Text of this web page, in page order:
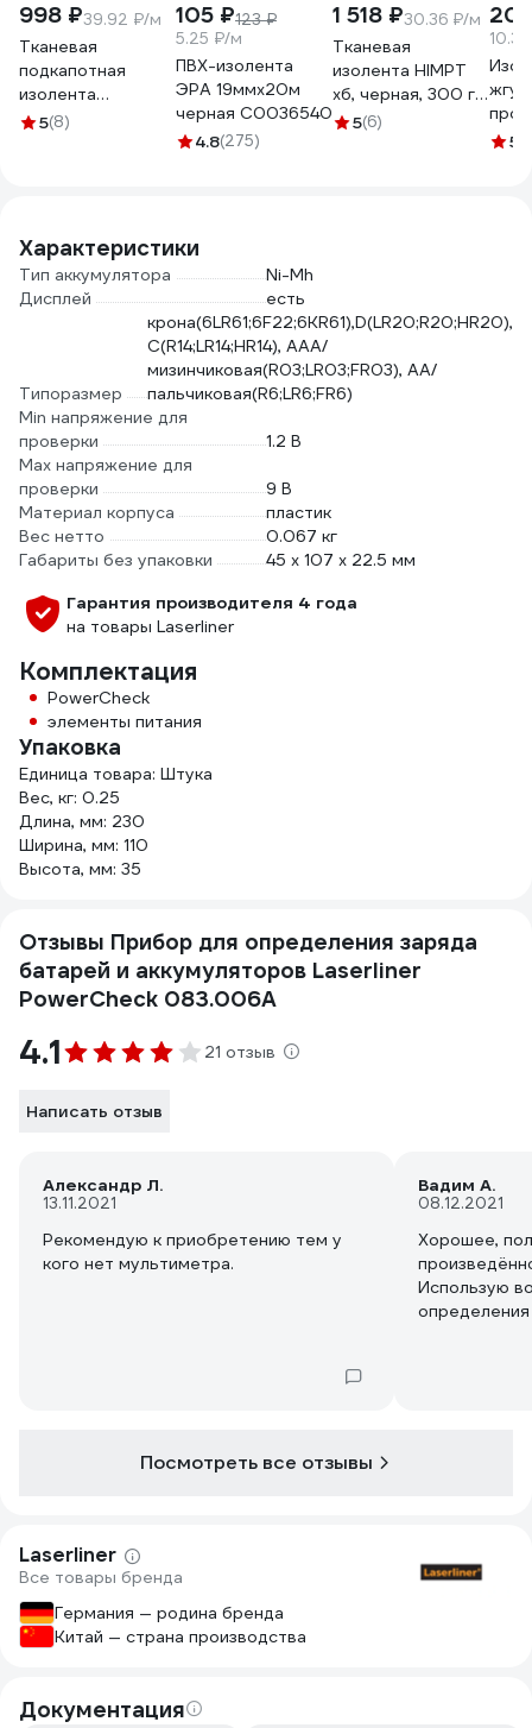
998 ₽39.92 ₽/м
Тканевая
подкапотная
изолента
Terminator Izt
5(8)
105 ₽123 ₽
5.25 ₽/м
ПВХ-изолента
ЭРА 19ммх20м
черная C0036540
4.8(275)
1 518 ₽30.36 ₽/м
Тканевая
изолента HIMPT
хб, черная, 300 г,
двухсторонняя,
5(6)
10.3
195
Характеристики
Тип аккумулятора
Ni-Mh
Дисплей
есть
Типоразмер
крона(6LR61;6F22;6KR61),D(LR20;R20;HR20),
C(R14;LR14;HR14), AAA/
мизинчиковая(R03;LR03;FR03), AA/
пальчиковая(R6;LR6;FR6)
Min напряжение для
проверки
1.2 В
Max напряжение для
проверки
9 В
Материал корпуса
пластик
Вес нетто
0.067 кг
Габариты без упаковки
45 х 107 х 22.5 мм
Гарантия производителя 4 года
на товары Laserliner
Комплектация
PowerCheck
элементы питания
Упаковка
Единица товара: Штука
Вес, кг: 0.25
Длина, мм: 230
Ширина, мм: 110
Высота, мм: 35
Отзывы Прибор для определения заряда
батарей и аккумуляторов Laserliner
PowerCheck 083.006A
4.1 21 отзыв
Написать отзыв
Александр Л.
13.11.2021
Рекомендую к приобретению тем у
кого нет мультиметра.
Вадим А.
08.12.2021
Хорошее,
Использую
Посмотреть все отзывы
Laserliner
Все товары бренда
Германия — родина бренда
Китай — страна производства
Документация